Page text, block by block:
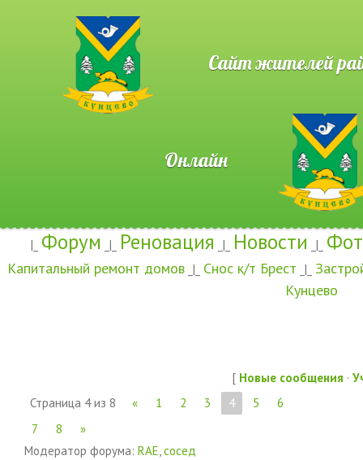
Сайт жителей
Онлайн
|_ Форум _|_ Реновация _|_ Новости _|_
Капитальный ремонт домов _|_ Снос к/т Брест _|_
Кунцево
[ Новые сообщения ·
Страница 4из 8 « 1 2 3 4 5
6
7
8
»
Модератор форума: RAE,сосед